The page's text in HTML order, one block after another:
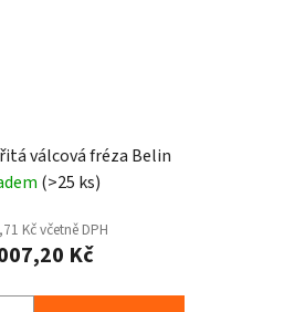
válcová fréza Belin
(>25 ks)
Kč včetně DPH
Kč